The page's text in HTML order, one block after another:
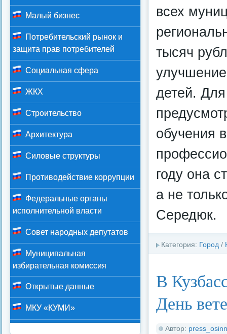
всех
тысяч
детей.
обучения
году она
а не
Середюк.
Категория: Город /
В
День
Автор:
Малый бизнес
Потребительский рынок и
защита прав потребителей
Социальная сфера
ЖКХ
Строительство
Архитектура
Силовые структуры
Противодействие коррупции
Федеральные органы
исполнительной власти
Совет народных депутатов
Муниципальная
избирательная комиссия
Открытые данные
МКУ «КУМИ»